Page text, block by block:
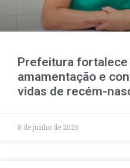
Prefeitura fortalece
amamentação e
vidas de recém-
8 de junho de 2026